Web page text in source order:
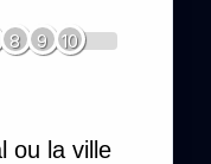
8 9 10
ou la ville